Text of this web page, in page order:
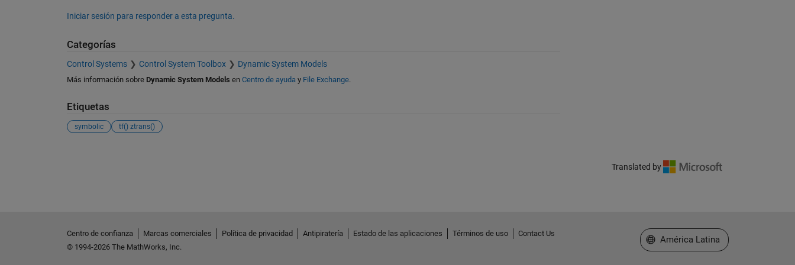
Iniciar sesión para responder a esta pregunta.
Categorías
Control Systems Control System Toolbox Dynamic System Models
Más información sobre Dynamic System Models en Centro de ayuda y File Exchange.
Etiquetas
symbolic tf() ztrans()
Translated by
Centro de confianza Marcas comerciales Política de privacidad Antipiratería Estado de las aplicaciones Términos de uso
Contact Us
© 1994-2026 The MathWorks, Inc.
Seleccione un país/idioma
América Latina